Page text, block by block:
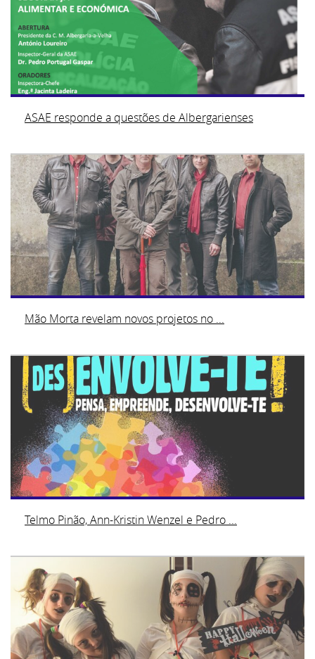
ASAE responde a questões de Albergarienses
Mão Morta revelam novos projetos no ...
Telmo Pinão, Ann-Kristin Wenzel e Pedro ...